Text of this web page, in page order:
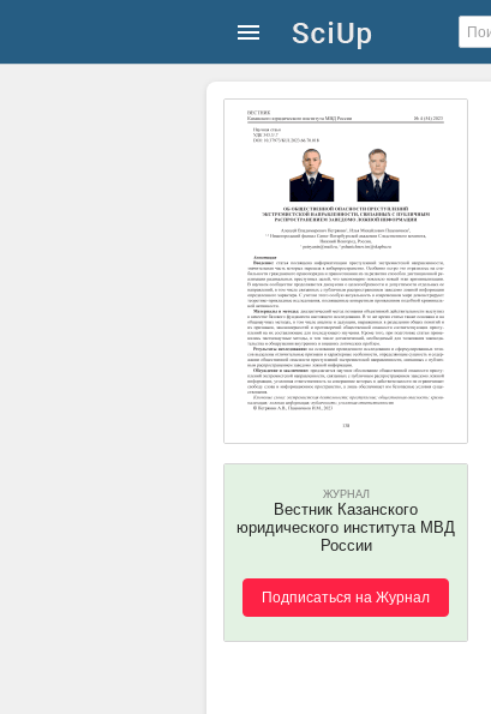
ЖУРНАЛ
Вестник Казанского
юридического института МВД
России
Подписаться на Журнал